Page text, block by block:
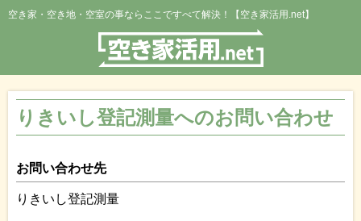
空き家・空き地・空室の事ならここですべて解決！【空き家活用.net】
りきいし登記測量へのお問い合わせ
お問い合わせ先
りきいし登記測量